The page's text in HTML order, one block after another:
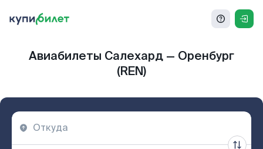
Авиабилеты Салехард — Оренбург
(REN)